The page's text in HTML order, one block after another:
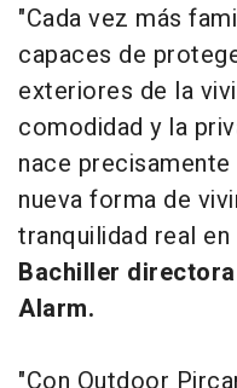
"Cada vez más
capaces de
exteriores de la
comodidad y la
nace
nueva forma de
tranquilidad real
Bachiller
Alarm.